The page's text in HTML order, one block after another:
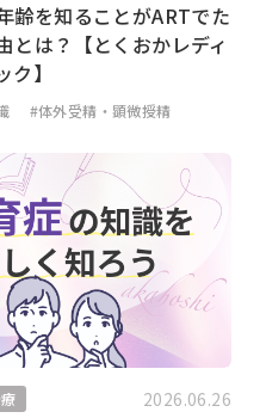
齢を知ることがARTでた
とは？【とくおかレディ
】
#体外受精・顕微授精
2026.06.26